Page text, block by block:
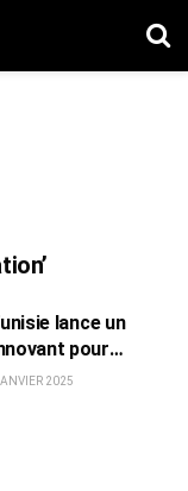
lance un
pour
élèves aux
2025